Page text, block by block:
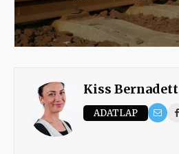
Kiss Bernadett
ADATLAP